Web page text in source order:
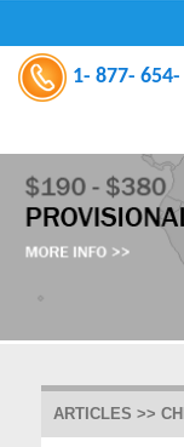
1- 877-
ARTICLES >>